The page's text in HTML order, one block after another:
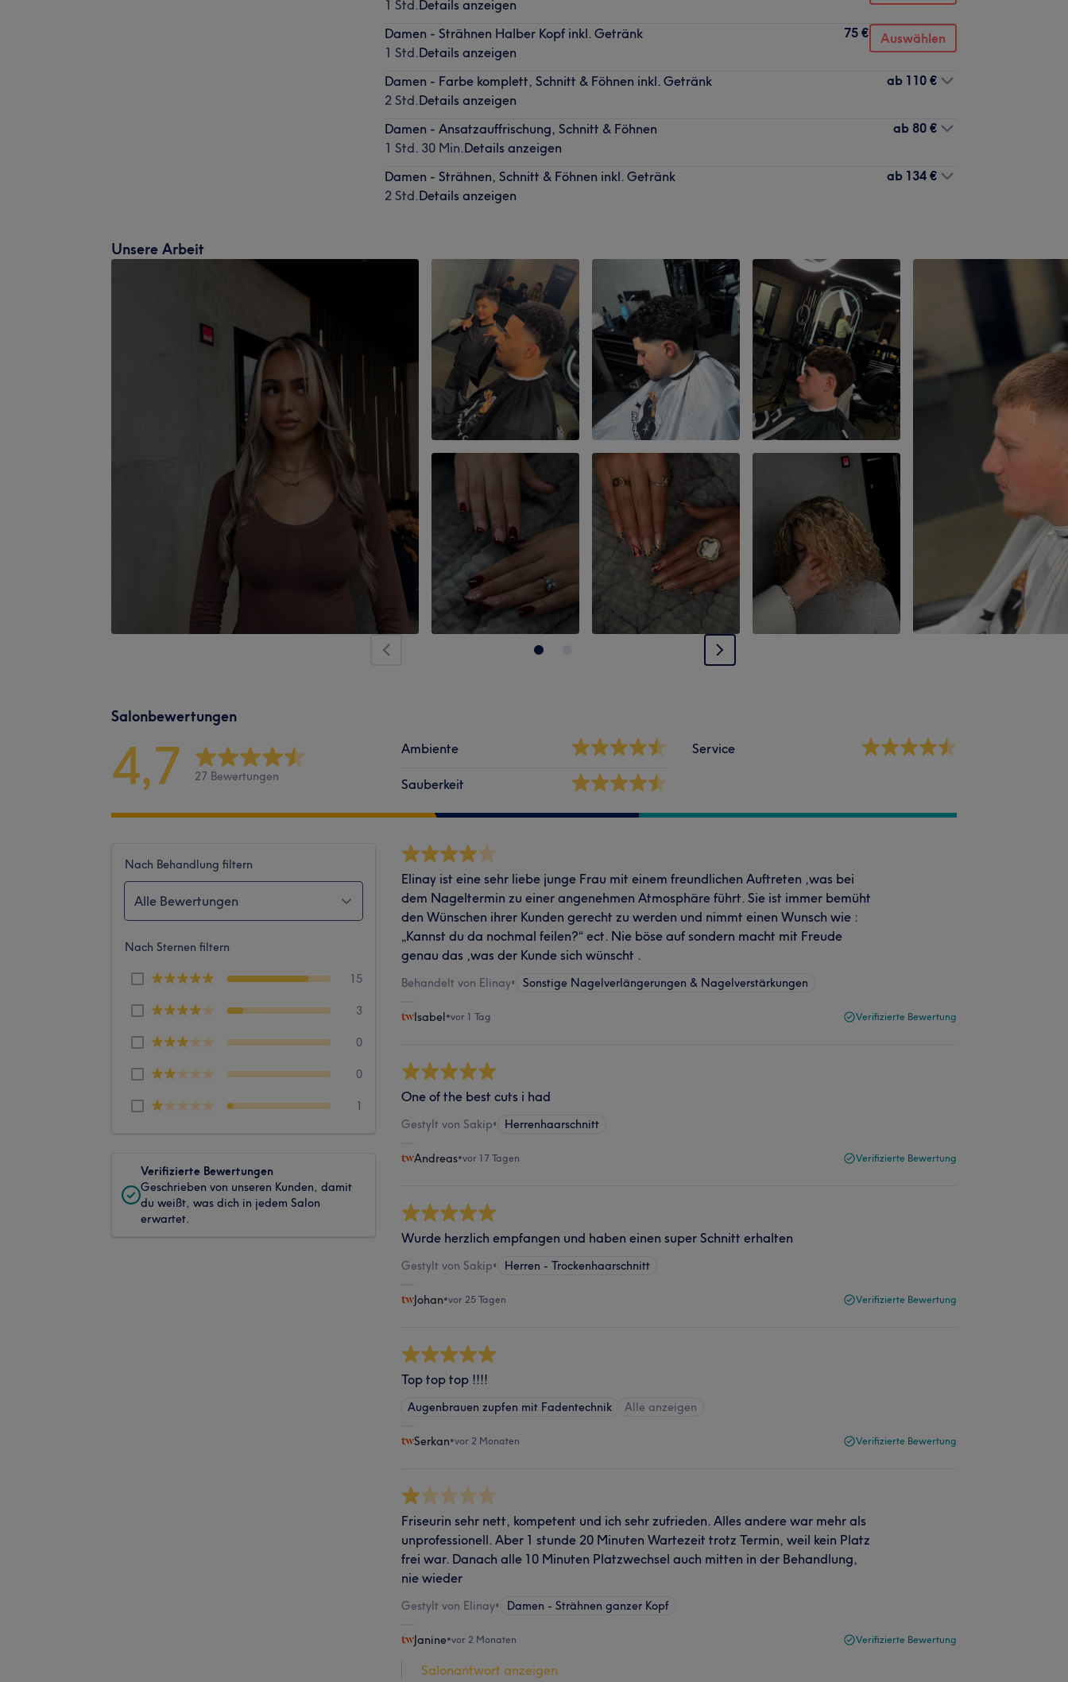
1 Std.Details anzeigen
Damen - Strähnen Halber Kopf inkl. Getränk
1 Std.Details anzeigen
75 € Auswählen
Damen - Farbe komplett, Schnitt & Föhnen inkl. Getränk
2 Std.Details anzeigen
ab 110 €
Damen - Ansatzauffrischung, Schnitt & Föhnen
1 Std. 30 Min.Details anzeigen
ab 80 €
Damen - Strähnen, Schnitt & Föhnen inkl. Getränk
2 Std.Details anzeigen
ab 134 €
Unsere Arbeit
Salonbewertungen
4,7 27 Bewertungen
Ambiente
Sauberkeit
Service
Nach Behandlung filtern
Alle Bewertungen
Nach Sternen filtern
15
3
0
0
1
Verifizierte Bewertungen
Geschrieben von unseren Kunden, damit
du weißt, was dich in jedem Salon
erwartet.
Elinay ist eine sehr liebe junge Frau mit einem freundlichen Auftreten ,was bei
dem Nageltermin zu einer angenehmen Atmosphäre führt. Sie ist immer bemüht
den Wünschen ihrer Kunden gerecht zu werden und nimmt einen Wunsch wie :
„Kannst du da nochmal feilen?“ ect. Nie böse auf sondern macht mit Freude
genau das ,was der Kunde sich wünscht .
Behandelt von Elinay• Sonstige Nagelverlängerungen & Nagelverstärkungen
Isabel•vor 1 Tag Verifizierte Bewertung
One of the best cuts i had
Gestylt von Sakip• Herrenhaarschnitt
Andreas•vor 17 Tagen Verifizierte Bewertung
Wurde herzlich empfangen und haben einen super Schnitt erhalten
Gestylt von Sakip• Herren - Trockenhaarschnitt
Johan•vor 25 Tagen Verifizierte Bewertung
Top top top !!!!
Augenbrauen zupfen mit Fadentechnik Alle anzeigen
Serkan•vor 2 Monaten Verifizierte Bewertung
Friseurin sehr nett, kompetent und ich sehr zufrieden. Alles andere war mehr als
unprofessionell. Aber 1 stunde 20 Minuten Wartezeit trotz Termin, weil kein Platz
frei war. Danach alle 10 Minuten Platzwechsel auch mitten in der Behandlung,
nie wieder
Gestylt von Elinay• Damen - Strähnen ganzer Kopf
Janine•vor 2 Monaten Verifizierte Bewertung
Salonantwort anzeigen